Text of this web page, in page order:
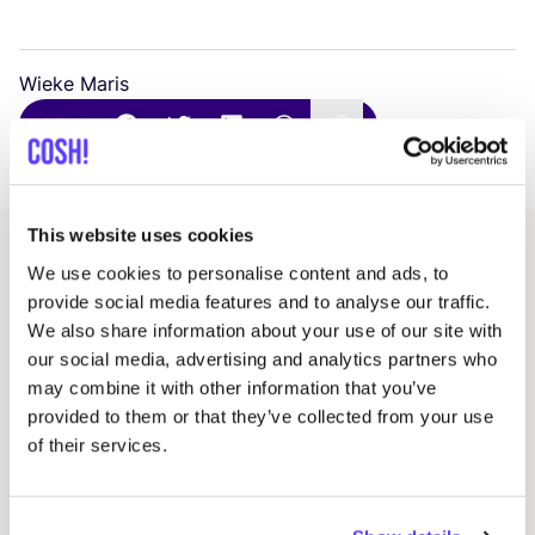
This website uses cookies
We use cookies to personalise content and ads, to
provide social media features and to analyse our traffic.
We also share information about your use of our site with
our social media, advertising and analytics partners who
may combine it with other information that you’ve
provided to them or that they’ve collected from your use
of their services.
Wieke Maris
DEEL
Gerelateerde artikelen